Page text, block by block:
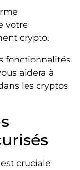
votre
crypto.
fonctionnalités
aidera à
les cryptos
est cruciale